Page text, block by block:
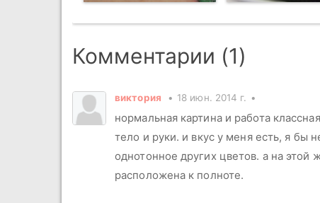
Комментарии (1)
виктория 18 июн. 2014 г.
нормальная картина и работа
тело и руки. и вкус у меня есть, я бы
однотонное других цветов. а на
расположена к полноте.